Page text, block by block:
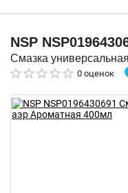
NSP
Смазка
0 оценок